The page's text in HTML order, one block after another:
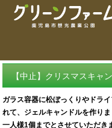
【中止】クリスマスキャ
ガラス容器に松ぼっくりやドラ
れて、ジェルキャンドルを作り
一人様1個までとさせていただ